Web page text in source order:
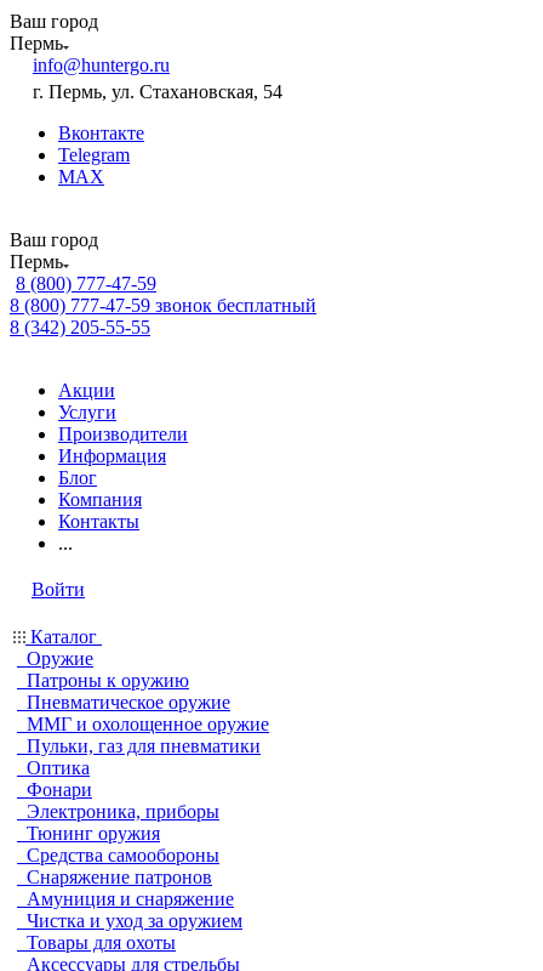
Ваш город
Пермь
info@huntergo.ru
г. Пермь, ул. Стахановская, 54
Вконтакте
Telegram
MAX
Ваш город
Пермь
8 (800) 777-47-59
8 (800) 777-47-59 звонок бесплатный
8 (342) 205-55-55
Акции
Услуги
Производители
Информация
Блог
Компания
Контакты
...
Войти
Каталог
Оружие
Патроны к оружию
Пневматическое оружие
ММГ и охолощенное оружие
Пульки, газ для пневматики
Оптика
Фонари
Электроника, приборы
Тюнинг оружия
Средства самообороны
Снаряжение патронов
Амуниция и снаряжение
Чистка и уход за оружием
Товары для охоты
Аксессуары для стрельбы